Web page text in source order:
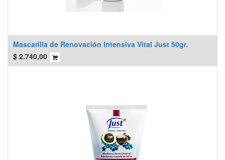
Mascarilla de Renovación Intensiva Vital Just 50gr.
$ 2.740,00